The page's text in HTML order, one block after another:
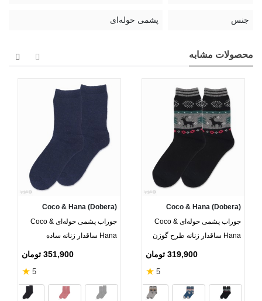
جنس پشمی حوله‌ای
محصولات مشابه
Coco & Hana (Dobera)
جوراب پشمی حوله‌ای Coco &
Hana ساقدار زنانه طرح گوزن
319,900 تومان
5
★
صورتی
Coco & Hana (Dobera)
جوراب پشمی حوله‌ای Coco &
Hana ساقدار زنانه ساده
351,900 تومان
5
★